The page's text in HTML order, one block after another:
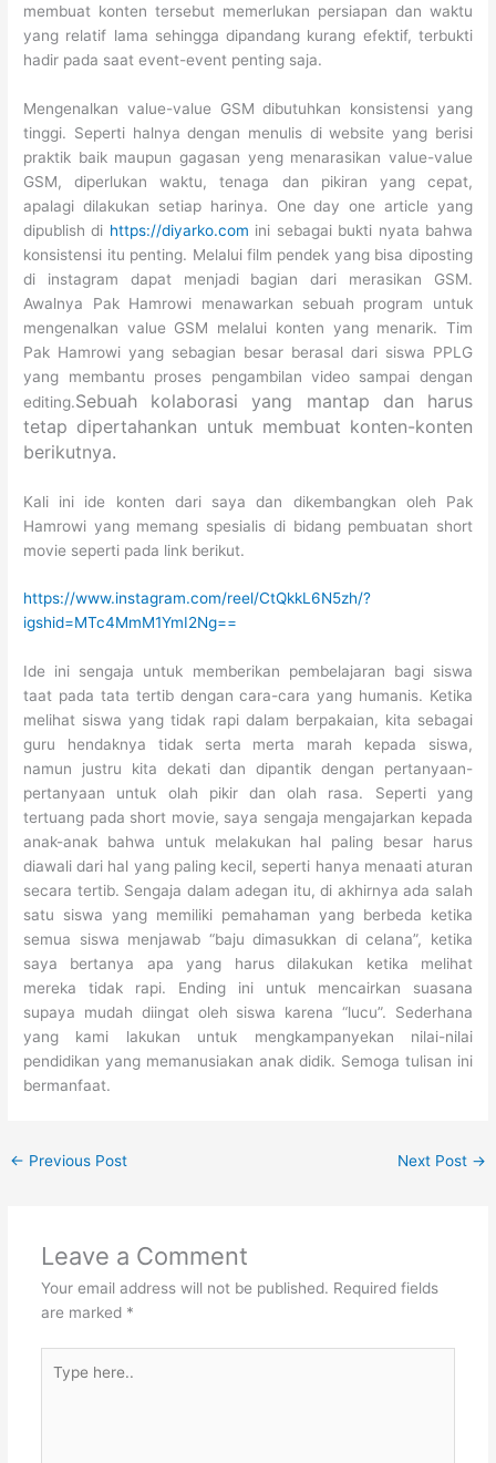
membuat konten tersebut memerlukan persiapan dan waktu
yang relatif lama sehingga dipandang kurang efektif, terbukti
hadir pada saat event-event penting saja.
Mengenalkan value-value GSM dibutuhkan konsistensi yang
tinggi. Seperti halnya dengan menulis di website yang berisi
praktik baik maupun gagasan yeng menarasikan value-value
GSM, diperlukan waktu, tenaga dan pikiran yang cepat,
apalagi dilakukan setiap harinya. One day one article yang
dipublish di https://diyarko.com ini sebagai bukti nyata bahwa
konsistensi itu penting. Melalui film pendek yang bisa diposting
di instagram dapat menjadi bagian dari merasikan GSM.
Awalnya Pak Hamrowi menawarkan sebuah program untuk
mengenalkan value GSM melalui konten yang menarik. Tim
Pak Hamrowi yang sebagian besar berasal dari siswa PPLG
yang membantu proses pengambilan video sampai dengan
editing.Sebuah kolaborasi yang mantap dan harus
tetap dipertahankan untuk membuat konten-konten
berikutnya.
Kali ini ide konten dari saya dan dikembangkan oleh Pak
Hamrowi yang memang spesialis di bidang pembuatan short
movie seperti pada link berikut.
https://www.instagram.com/reel/CtQkkL6N5zh/?
igshid=MTc4MmM1YmI2Ng==
Ide ini sengaja untuk memberikan pembelajaran bagi siswa
taat pada tata tertib dengan cara-cara yang humanis. Ketika
melihat siswa yang tidak rapi dalam berpakaian, kita sebagai
guru hendaknya tidak serta merta marah kepada siswa,
namun justru kita dekati dan dipantik dengan pertanyaan-
pertanyaan untuk olah pikir dan olah rasa. Seperti yang
tertuang pada short movie, saya sengaja mengajarkan kepada
anak-anak bahwa untuk melakukan hal paling besar harus
diawali dari hal yang paling kecil, seperti hanya menaati aturan
secara tertib. Sengaja dalam adegan itu, di akhirnya ada salah
satu siswa yang memiliki pemahaman yang berbeda ketika
semua siswa menjawab “baju dimasukkan di celana”, ketika
saya bertanya apa yang harus dilakukan ketika melihat
mereka tidak rapi. Ending ini untuk mencairkan suasana
supaya mudah diingat oleh siswa karena “lucu”. Sederhana
yang kami lakukan untuk mengkampanyekan nilai-nilai
pendidikan yang memanusiakan anak didik. Semoga tulisan ini
bermanfaat.
← Previous Post Next Post →
Leave a Comment
Your email address will not be published. Required fields
are marked *
here..